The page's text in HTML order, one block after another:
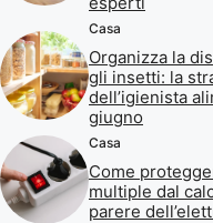
Casa
Organizza la
gli insetti: la
dell’igienista
giugno
Casa
Come
multiple dal
parere